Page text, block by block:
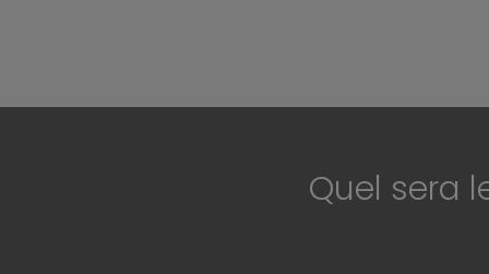
Quel sera